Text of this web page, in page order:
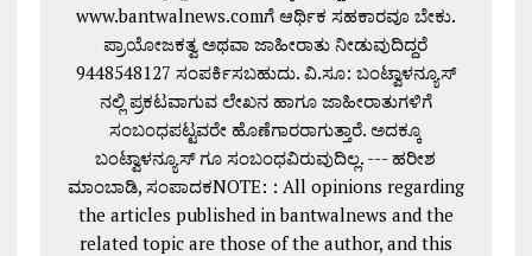
www.bantwalnews.comಗೆ ಆರ್ಥಿಕ ಸಹಕಾರವೂ ಬೇಕು.
ಪ್ರಾಯೋಜಕತ್ವ ಅಥವಾ ಜಾಹೀರಾತು ನೀಡುವುದಿದ್ದರೆ
9448548127 ಸಂಪರ್ಕಿಸಬಹುದು. ವಿ.ಸೂ: ಬಂಟ್ವಾಳನ್ಯೂಸ್
ನಲ್ಲಿ ಪ್ರಕಟವಾಗುವ ಲೇಖನ ಹಾಗೂ ಜಾಹೀರಾತುಗಳಿಗೆ
ಸಂಬಂಧಪಟ್ಟವರೇ ಹೊಣೆಗಾರರಾಗುತ್ತಾರೆ. ಅದಕ್ಕೂ
ಬಂಟ್ವಾಳನ್ಯೂಸ್ ಗೂ ಸಂಬಂಧವಿರುವುದಿಲ್ಲ. --- ಹರೀಶ
ಮಾಂಬಾಡಿ, ಸಂಪಾದಕNOTE: : All opinions regarding
the articles published in bantwalnews and the
related topic are those of the author, and this